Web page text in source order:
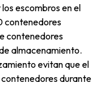
escombros en el
contenedores
contenedores
almacenamiento.
evitan que el
durante